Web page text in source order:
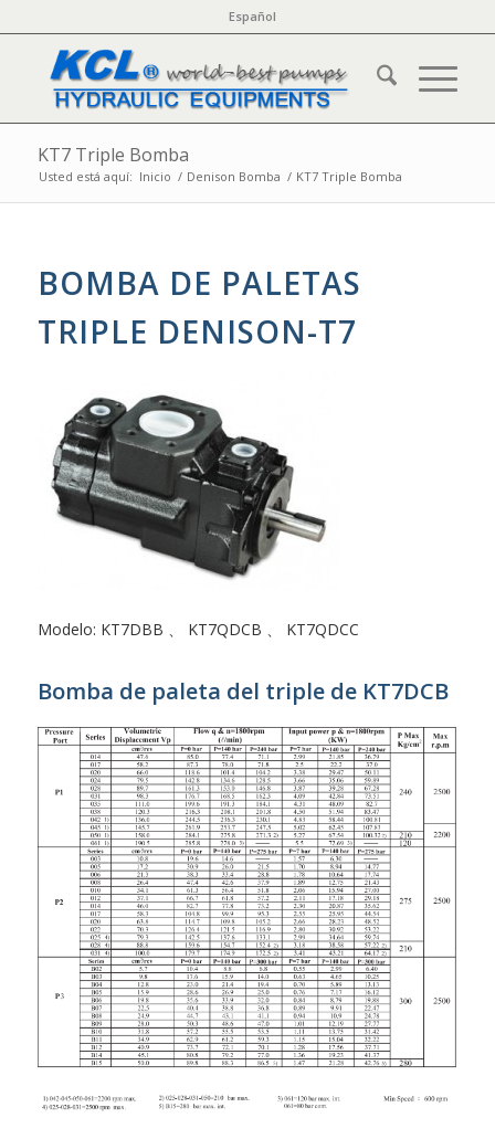
Español
KT7 Triple Bomba
Usted está aquí: Inicio / Denison Bomba / KT7 Triple Bomba
BOMBA DE PALETAS
TRIPLE DENISON-T7
Modelo: KT7DBB 、 KT7QDCB 、 KT7QDCC
Bomba de paleta del triple de KT7DCB